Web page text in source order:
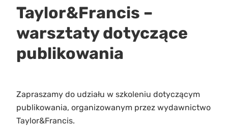
Taylor&Francis –
warsztaty dotyczące
publikowania
Zapraszamy do udziału w szkoleniu dotyczącym
publikowania, organizowanym przez wydawnictwo
Taylor&Francis.